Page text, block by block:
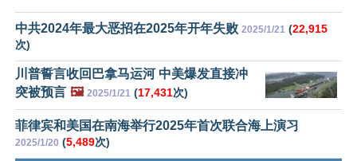
中共2024年最大恶招在2025年开年失败 2025/1/21 (22,915
次)
川普誓言收回巴拿马运河 中美爆发直接冲
突被预言 🖼️ 2025/1/21 (17,431次)
菲律宾和美国在南海举行2025年首次联合海上演习
2025/1/20 (5,489次)